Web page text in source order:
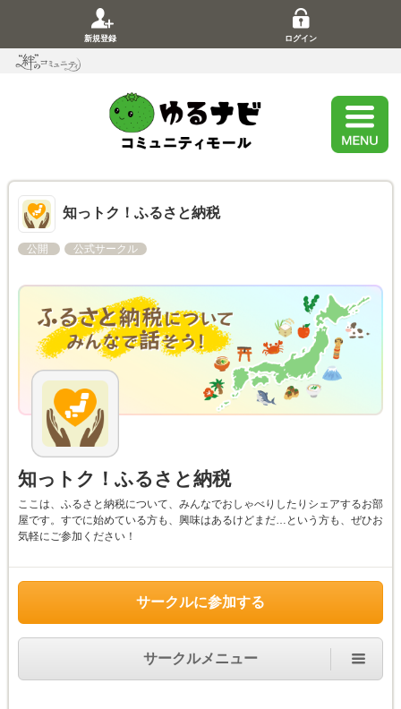
新規登録 ログイン
知っトク！ふるさと納税
公開 公式サークル
知っトク！ふるさと納税
ここは、ふるさと納税について、みんなでおしゃべりしたりシェアするお部
屋です。すでに始めている方も、興味はあるけどまだ…という方も、ぜひお
気軽にご参加ください！
サークルに参加する
サークルメニュー